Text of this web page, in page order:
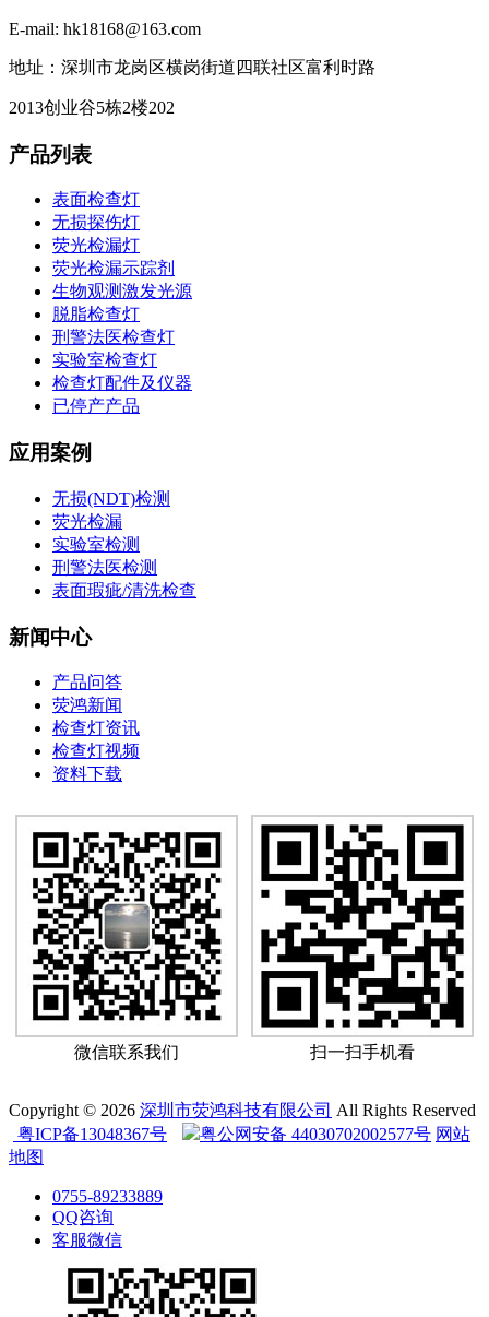
E-mail: hk18168@163.com
地址：深圳市龙岗区横岗街道四联社区富利时路
2013创业谷5栋2楼202
产品列表
表面检查灯
无损探伤灯
荧光检漏灯
荧光检漏示踪剂
生物观测激发光源
脱脂检查灯
刑警法医检查灯
实验室检查灯
检查灯配件及仪器
已停产产品
应用案例
无损(NDT)检测
荧光检漏
实验室检测
刑警法医检测
表面瑕疵/清洗检查
新闻中心
产品问答
荧鸿新闻
检查灯资讯
检查灯视频
资料下载
微信联系我们 扫一扫手机看
Copyright © 2026 深圳市荧鸿科技有限公司 All Rights Reserved
粤ICP备13048367号
粤公网安备 44030702002577号 网站
地图
0755-89233889
QQ咨询
客服微信